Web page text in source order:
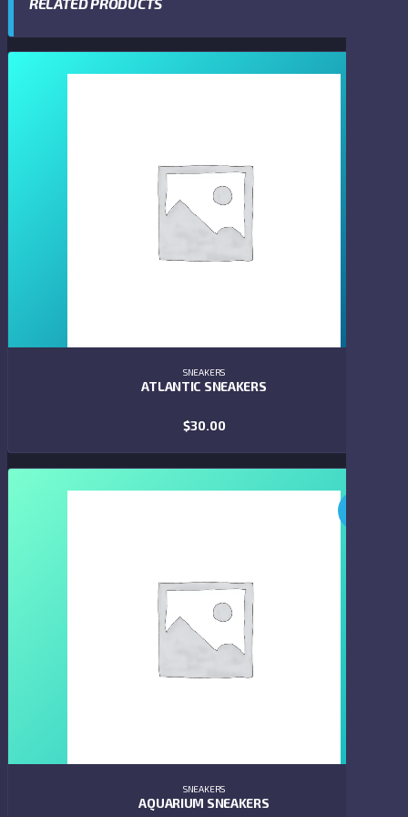
SNEAKERS
ATLANTIC SNEAKERS
$30.00
SNEAKERS
AQUARIUM SNEAKERS